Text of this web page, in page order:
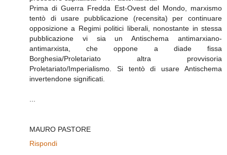
Prima di Guerra Fredda Est-Ovest del Mondo, marxismo
tentò di usare pubblicazione (recensita) per continuare
opposizione a Regimi politici liberali, nonostante in stessa
pubblicazione vi sia un Antischema antimarxiano-
antimarxista, che oppone a diade fissa
Borghesia/Proletariato altra provvisoria
Proletariato/Imperialismo. Si tentò di usare Antischema
invertendone significati.
MAURO PASTORE
Rispondi